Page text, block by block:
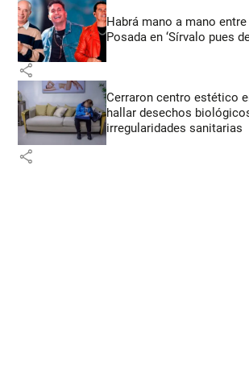
Habrá mano a mano
Posada en ‘Sírvalo pues
share
Cerraron centro estético
hallar desechos
irregularidades sanitarias
share